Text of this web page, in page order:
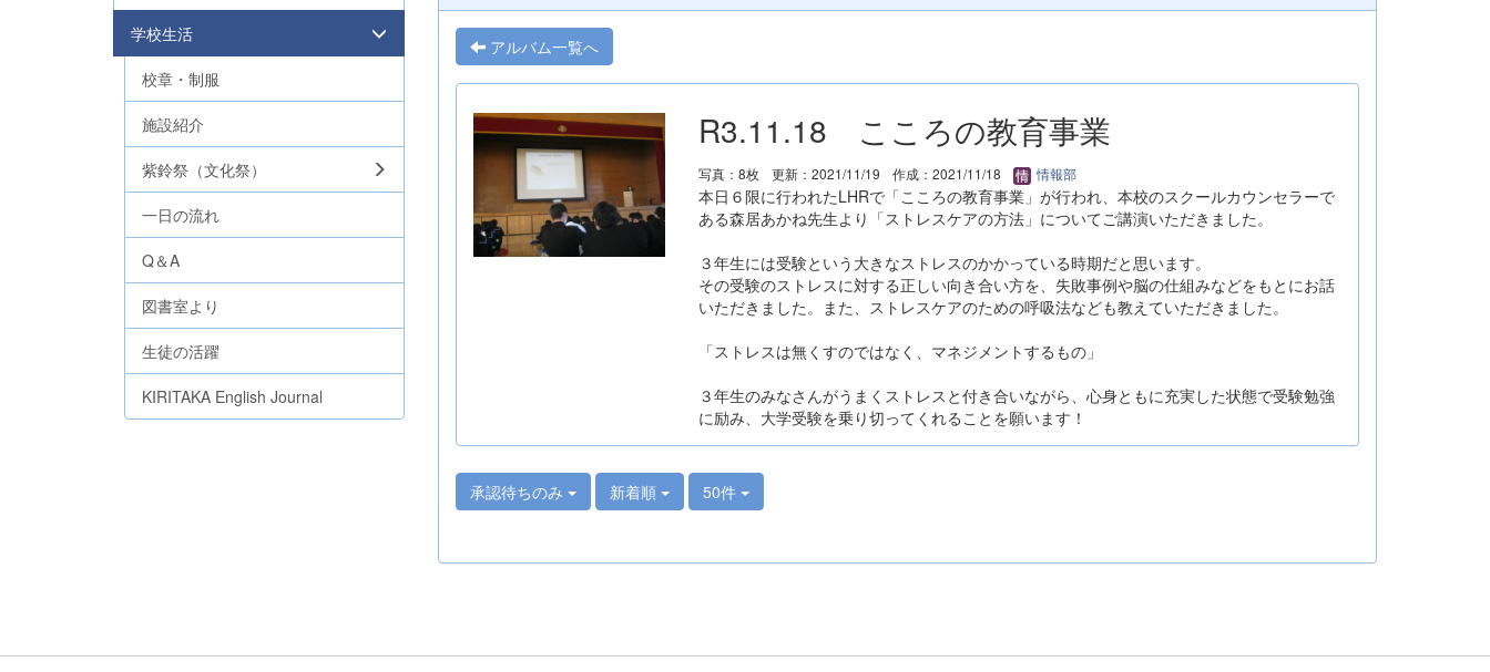
アルバム一覧へ
R3.11.18 こころの教育事業
写真：8枚 更新：2021/11/19 作成：2021/11/18 情報部
本日６限に行われたLHRで「こころの教育事業」が行われ、本校のスクールカウンセラーで
ある森居あかね先生より「ストレスケアの方法」についてご講演いただきました。
３年生には受験という大きなストレスのかかっている時期だと思います。
その受験のストレスに対する正しい向き合い方を、失敗事例や脳の仕組みなどをもとにお話
いただきました。また、ストレスケアのための呼吸法なども教えていただきました。
「ストレスは無くすのではなく、マネジメントするもの」
３年生のみなさんがうまくストレスと付き合いながら、心身ともに充実した状態で受験勉強
に励み、大学受験を乗り切ってくれることを願います！
承認待ちのみ 新着順 50件
学校生活
校章・制服
施設紹介
紫鈴祭（文化祭）
一日の流れ
Q＆A
図書室より
生徒の活躍
KIRITAKA English Journal